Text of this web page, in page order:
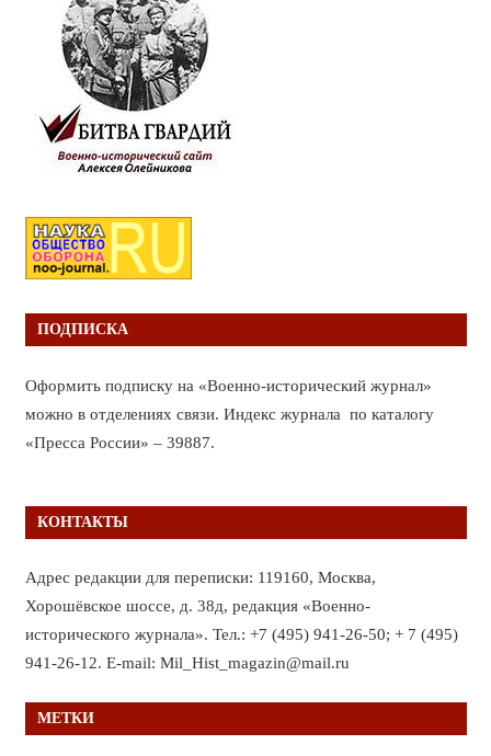
ПОДПИСКА
Оформить подписку на «Военно-исторический журнал»
можно в отделениях связи. Индекс журнала по каталогу
«Пресса России» – 39887.
КОНТАКТЫ
Адрес редакции для переписки: 119160, Москва,
Хорошёвское шоссе, д. 38д, редакция «Военно-
исторического журнала». Тел.: +7 (495) 941-26-50; + 7 (495)
941-26-12. E-mail: Mil_Hist_magazin@mail.ru
МЕТКИ